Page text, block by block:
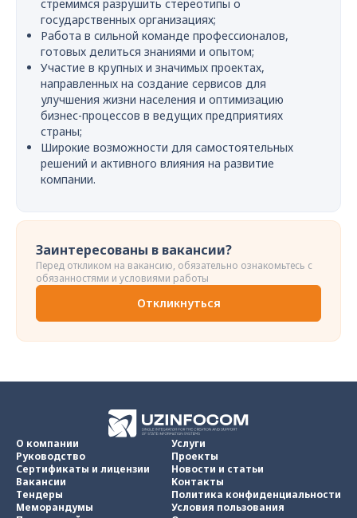
стремимся разрушить стереотипы о
государственных организациях;
Работа в сильной команде профессионалов,
готовых делиться знаниями и опытом;
Участие в крупных и значимых проектах,
направленных на создание сервисов для
улучшения жизни населения и оптимизацию
бизнес-процессов в ведущих предприятиях
страны;
Широкие возможности для самостоятельных
решений и активного влияния на развитие
компании.
Заинтересованы в вакансии?
Перед откликом на вакансию, обязательно ознакомьтесь с
обязанностями и условиями работы
Откликнуться
О компании
Руководство
Сертификаты и лицензии
Вакансии
Тендеры
Меморандумы
Услуги
Проекты
Новости и статьи
Контакты
Политика конфиденциальности
Условия пользования